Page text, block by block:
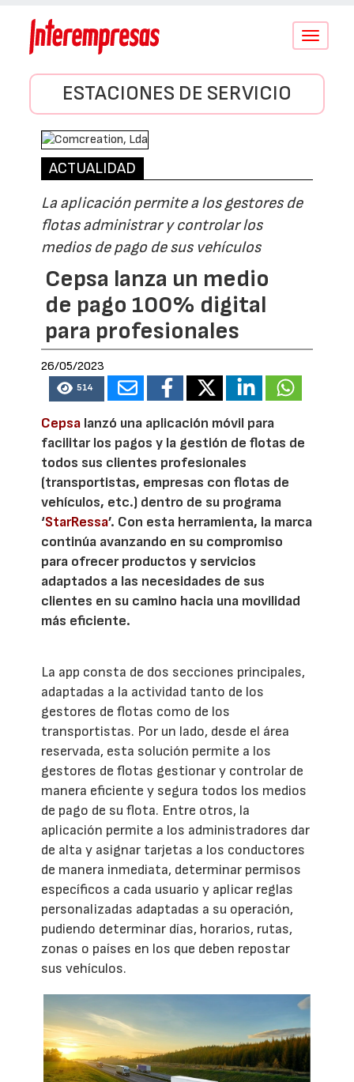
Conmutar
ESTACIONES DE SERVICIO
ACTUALIDAD
La aplicación permite a los gestores de
flotas administrar y controlar los
medios de pago de sus vehículos
Cepsa lanza un medio
de pago 100% digital
para profesionales
26/05/2023
514
Cepsa lanzó una aplicación móvil para
facilitar los pagos y la gestión de flotas de
todos sus clientes profesionales
(transportistas, empresas con flotas de
vehículos, etc.) dentro de su programa
‘StarRessa’. Con esta herramienta, la marca
continúa avanzando en su compromiso
para ofrecer productos y servicios
adaptados a las necesidades de sus
clientes en su camino hacia una movilidad
más eficiente.
La app consta de dos secciones principales,
adaptadas a la actividad tanto de los
gestores de flotas como de los
transportistas. Por un lado, desde el área
reservada, esta solución permite a los
gestores de flotas gestionar y controlar de
manera eficiente y segura todos los medios
de pago de su flota. Entre otros, la
aplicación permite a los administradores dar
de alta y asignar tarjetas a los conductores
de manera inmediata, determinar permisos
específicos a cada usuario y aplicar reglas
personalizadas adaptadas a su operación,
pudiendo determinar días, horarios, rutas,
zonas o países en los que deben repostar
sus vehículos.